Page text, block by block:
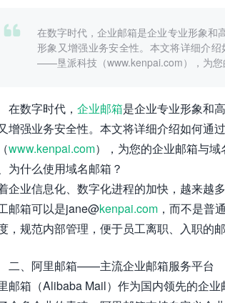

在数字时代，企业邮箱是企业专业形象和
形象又增强业务安全性。本文将详细介
——垦派科技（www.kenpai.com），为您
在数字时代， 企业邮箱是企业专业形象和
增强业务安全性。本文将详细介绍如何通
www.kenpai.com），为您的企业邮箱与域
为什么使用域名邮箱？
企业信息化、数字化进程的加快，越来越
邮箱可以是jane@kenpai.com ，而不是普
，规范内部管理，便于员工离职、入职的邮
二、阿里邮箱——主流企业邮箱服务平台
邮箱（Alibaba Mail）作为国内领先的企